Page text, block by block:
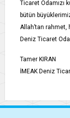
Ticaret Odamızı
bütün
Allah’tan rahmet,
Deniz Ticaret
Tamer KIRAN
İMEAK Deniz